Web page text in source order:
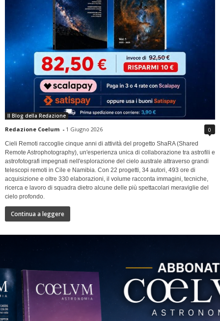
Il Blog della Redazione
Redazione Coelum - 1 Giugno 2026 0
Cieli Remoti raccoglie cinque anni di attività del progetto ShaRA (Shared
Remote Astrophotography), un'esperienza unica di collaborazione tra astrofili e
astrofotografi impegnati nell'esplorazione del cielo australe attraverso grandi
telescopi remoti in Cile e Namibia. Con 22 progetti, 34 autori, 493 ore di
acquisizione e oltre 330 elaborazioni, il volume racconta immagini, tecniche,
ricerca e lavoro di squadra dietro alcune delle più spettacolari meraviglie del
cielo profondo.
Continua a leggere